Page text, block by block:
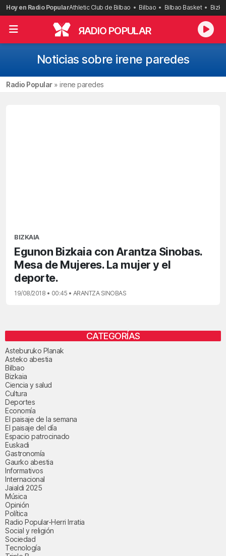
Saltar
al
contenido
Hoy en Radio PopularAthletic Club de Bilbao Bilbao Bilbao Basket
RADIO POPULAR
Noticias sobre irene paredes
Radio Popular» irene paredes
BIZKAIA
Egunon Bizkaia con Arantza Sinobas.
Mesa de Mujeres. La mujer y el
deporte.
19/08/2018 • 00:45 • ARANTZA SINOBAS
CATEGORÍAS
Asteburuko Planak
Asteko abestia
Bilbao
Bizkaia
Ciencia y salud
Cultura
Deportes
Economía
El paisaje de la semana
El paisaje del día
Espacio patrocinado
Euskadi
Gastronomía
Gaurko abestia
Informativos
Internacional
Jaialdi 2025
Música
Opinión
Política
Radio Popular-Herri Irratia
Social y religión
Sociedad
Tecnología